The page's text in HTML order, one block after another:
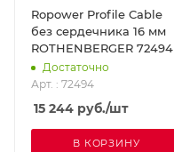
Ropower Profile Cable
без сердечника 16 мм
ROTHENBERGER 72494
Достаточно
Арт. : 72494
15 244 руб./шт
В КОРЗИНУ